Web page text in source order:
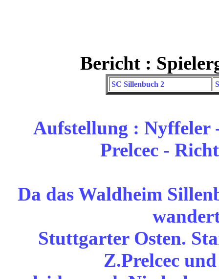
Bericht :
SC Sillenbuch 2
Aufstellung : Nyffeler
Prelcec -
Da das Waldheim
Stuttgarter Osten.
Z.Prelcec